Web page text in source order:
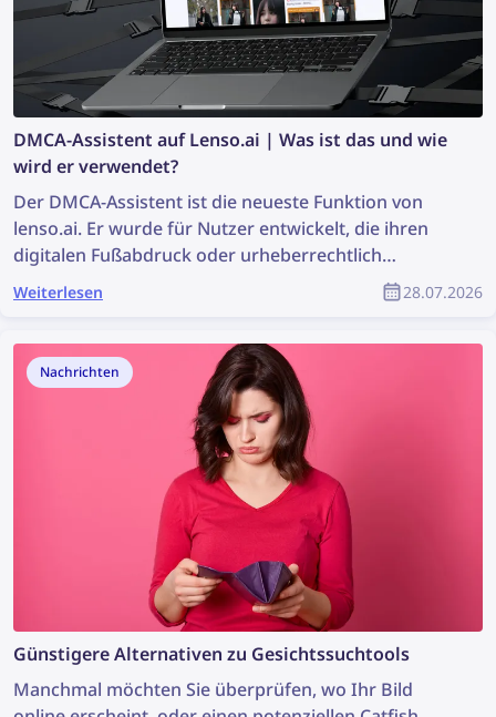
DMCA-Assistent auf Lenso.ai | Was ist das und wie
wird er verwendet?
Der DMCA-Assistent ist die neueste Funktion von
lenso.ai. Er wurde für Nutzer entwickelt, die ihren
digitalen Fußabdruck oder urheberrechtlich
geschützte Fotos einfacher und schneller entfernen
möchten. Das Tool erstellt fertige E-Mails, die direkt
Entfernung von Bildern über DMCA-Anfragen bei
den Websites zu beantragen, auf denen die Bilder
gefunden wurden. Lesen Sie weiter und erfahren Sie,
wie Sie Ihre Bilder mithilfe des DMCA-Assistenten
von lenso.ai von beliebigen Websites entfernen
Weiterlesen 28.07.2026
Nachrichten
Günstigere Alternativen zu Gesichtssuchtools
Manchmal möchten Sie überprüfen, wo Ihr Bild